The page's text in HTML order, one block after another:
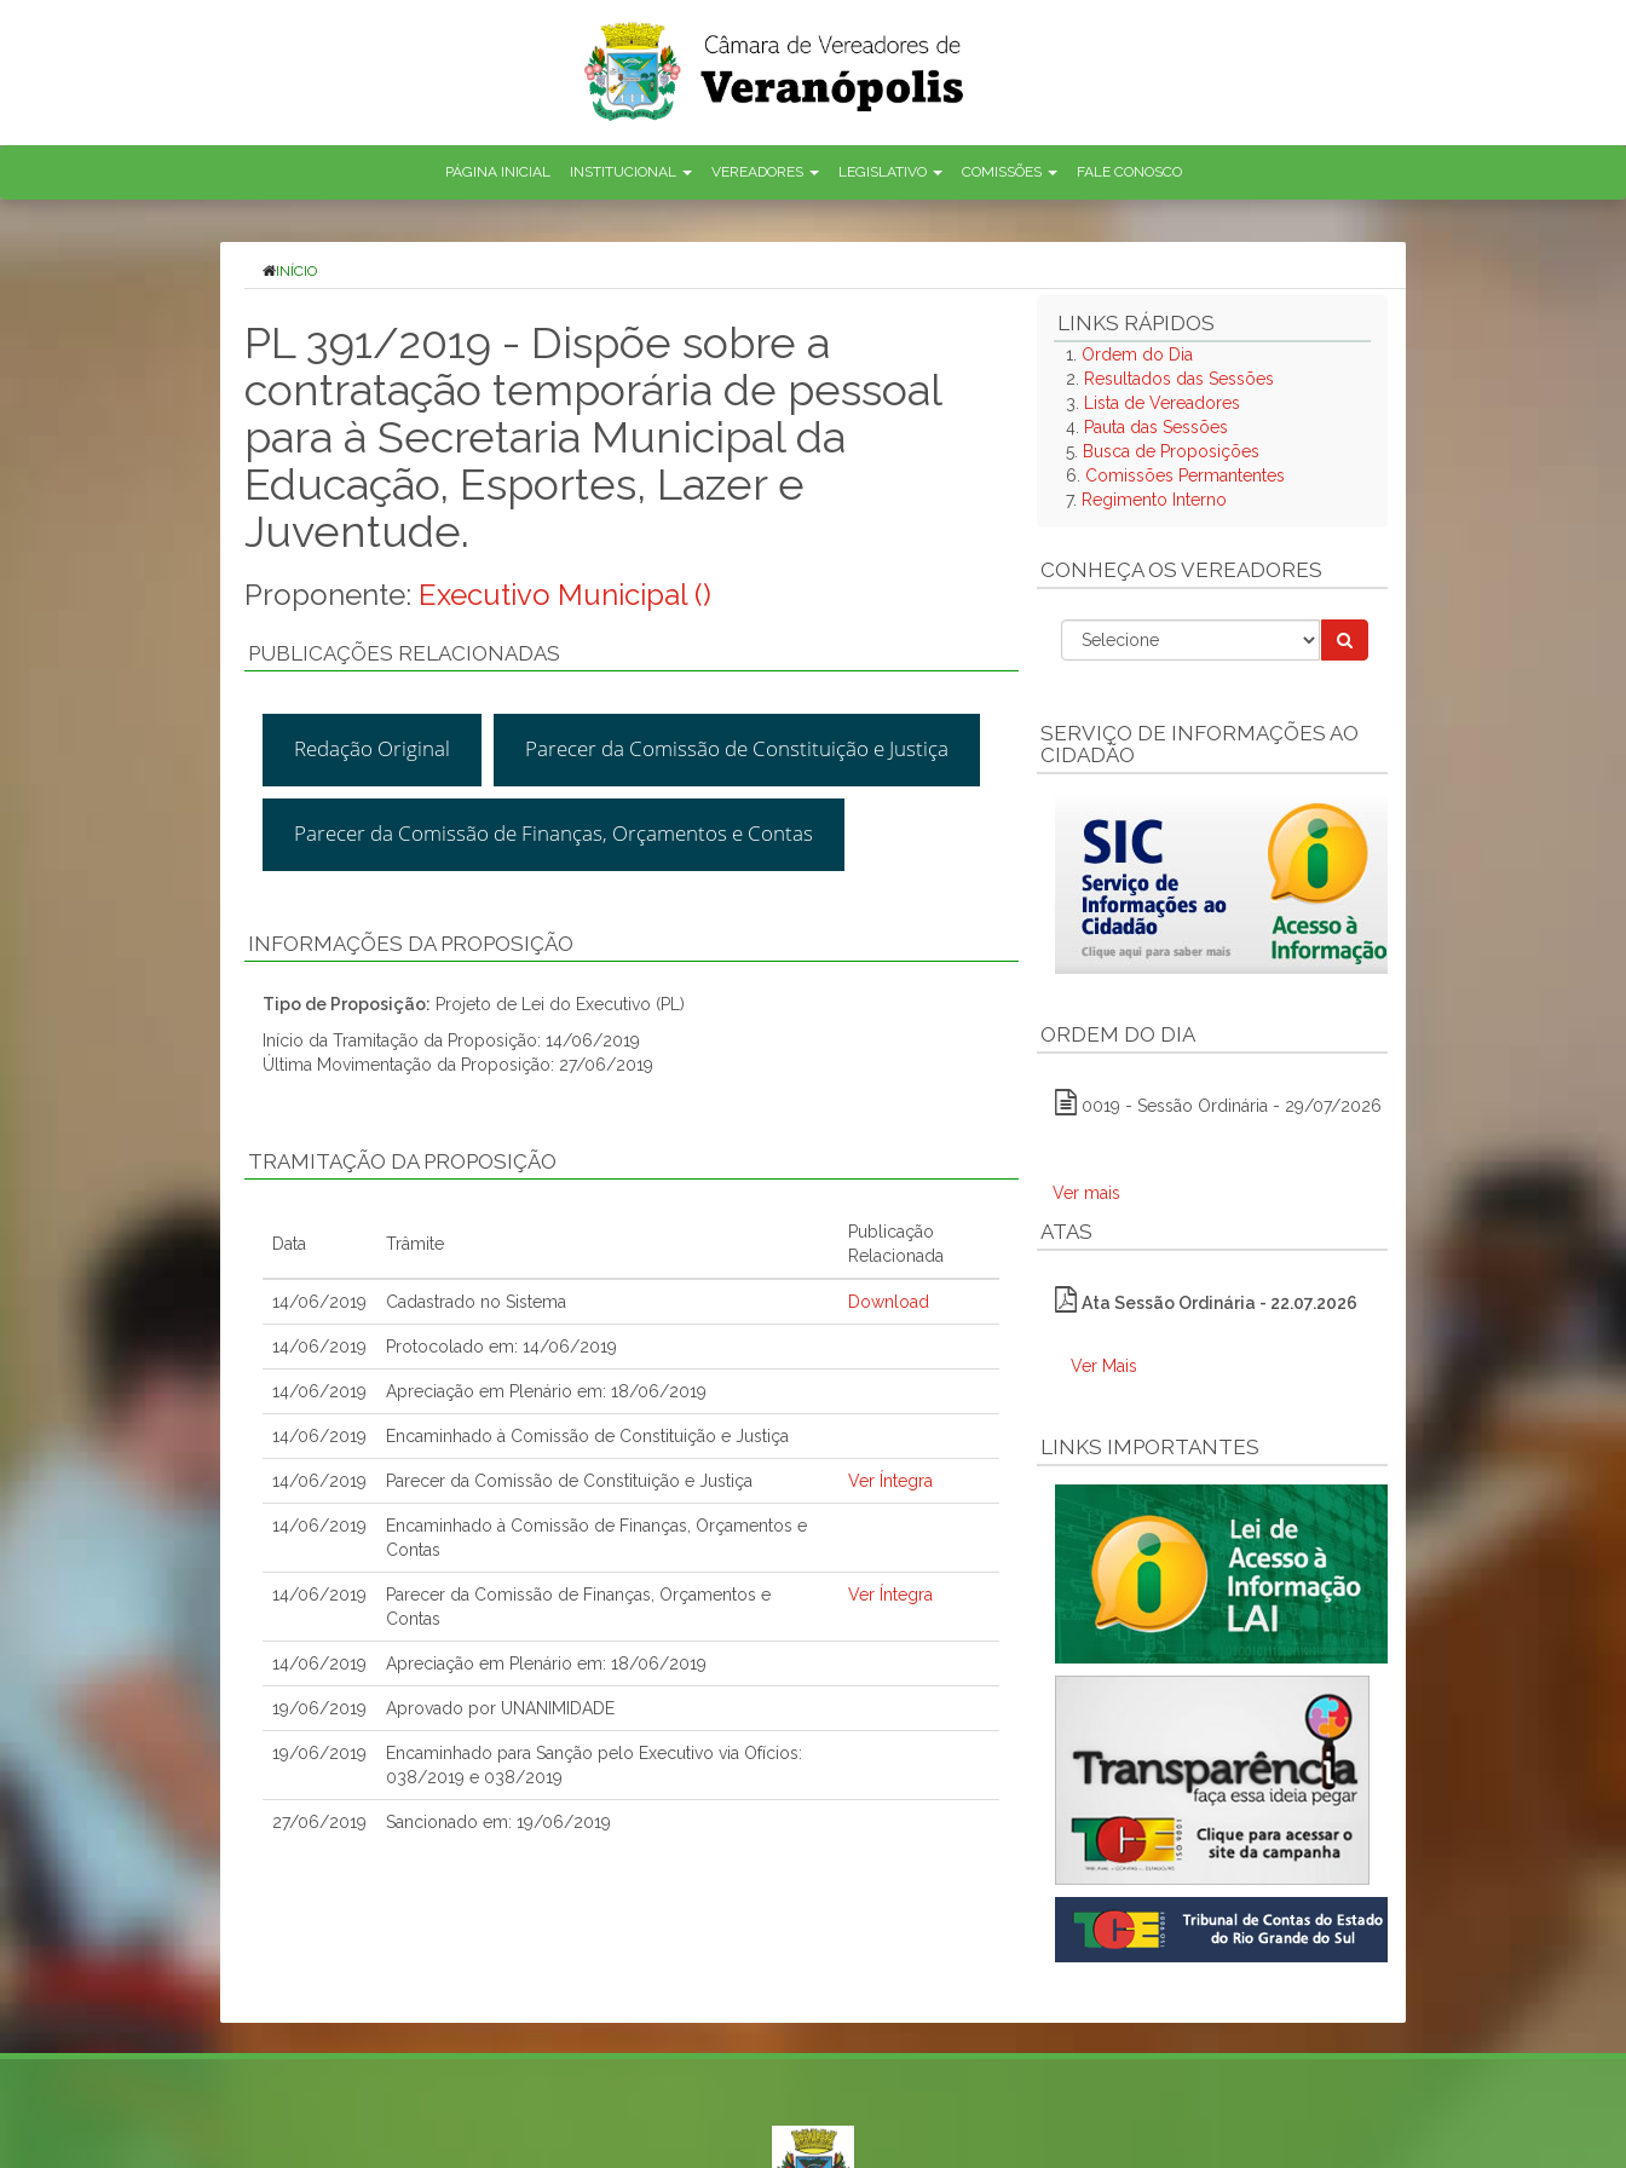
PÁGINA INICIAL INSTITUCIONAL VEREADORES LEGISLATIVO COMISSÕES FALE CONOSCO
INÍCIO
PL 391/2019 - Dispõe sobre a
contratação temporária de pessoal
para à Secretaria Municipal da
Educação, Esportes, Lazer e
Juventude.
Proponente: Executivo Municipal ()
PUBLICAÇÕES RELACIONADAS
Redação Original Parecer da Comissão de Constituição e Justiça
Parecer da Comissão de Finanças, Orçamentos e Contas
INFORMAÇÕES DA PROPOSIÇÃO
Tipo de Proposição: Projeto de Lei do Executivo (PL)
Início da Tramitação da Proposição: 14/06/2019
Última Movimentação da Proposição: 27/06/2019
TRAMITAÇÃO DA PROPOSIÇÃO
Data Trâmite
Publicação
Relacionada
14/06/2019 Cadastrado no Sistema Download
14/06/2019 Protocolado em: 14/06/2019
14/06/2019 Apreciação em Plenário em: 18/06/2019
14/06/2019 Encaminhado à Comissão de Constituição e Justiça
14/06/2019 Parecer da Comissão de Constituição e Justiça Ver Íntegra
14/06/2019
Encaminhado à Comissão de Finanças, Orçamentos e
Contas
14/06/2019
Parecer da Comissão de Finanças, Orçamentos e
Contas
Ver Íntegra
14/06/2019 Apreciação em Plenário em: 18/06/2019
19/06/2019 Aprovado por UNANIMIDADE
19/06/2019
Encaminhado para Sanção pelo Executivo via Ofícios:
038/2019 e 038/2019
27/06/2019 Sancionado em: 19/06/2019
LINKS RÁPIDOS
1. Ordem do Dia
2.
Resultados das Sessões
3.
Lista de Vereadores
4. Pauta das Sessões
5. Busca de Proposições
6. Comissões Permantentes
7. Regimento Interno
CONHEÇA OS VEREADORES
SERVIÇO DE INFORMAÇÕES AO
CIDADÃO
ORDEM DO DIA
0019 - Sessão Ordinária - 29/07/2026
Ver mais
ATAS
Ata Sessão Ordinária - 22.07.2026
Ver Mais
LINKS IMPORTANTES